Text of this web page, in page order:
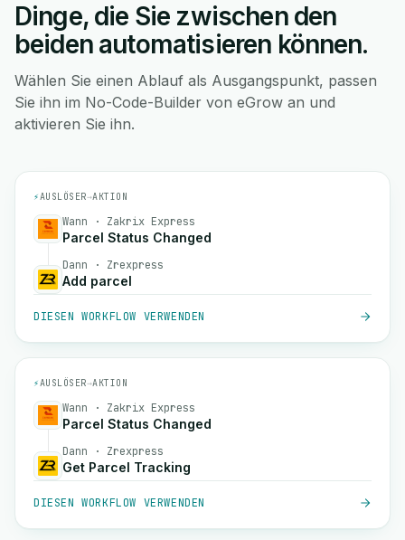
Dinge, die Sie zwischen den
beiden automatisieren können.
Wählen Sie einen Ablauf als Ausgangspunkt, passen
Sie ihn im No-Code-Builder von eGrow an und
aktivieren Sie ihn.
⚡AUSLÖSER→AKTION
Wann · Zakrix Express
Parcel Status Changed
Dann · Zrexpress
Add parcel
DIESEN WORKFLOW VERWENDEN
⚡AUSLÖSER→AKTION
Wann · Zakrix Express
Parcel Status Changed
Dann · Zrexpress
Get Parcel Tracking
DIESEN WORKFLOW VERWENDEN